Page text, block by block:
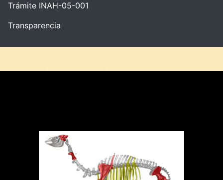
Trámite INAH-05-001
Transparencia